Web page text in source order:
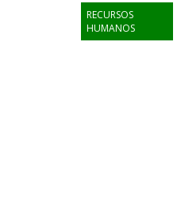
RECURSOS
HUMANOS